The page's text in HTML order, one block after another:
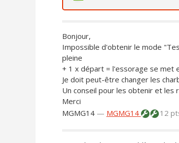
Bonjour,
Impossible d'obtenir le mode
pleine
+ 1 x départ = l'essorage se met
Je doit peut-être changer les
Un conseil pour les obtenir et les
Merci
MGMG14 — MGMG14 12